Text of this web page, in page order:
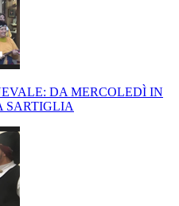
DA MERCOLEDÌ IN
SARTIGLIA